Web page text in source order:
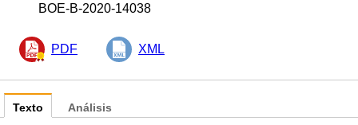
BOE-B-2020-14038
PDF XML
Texto Análisis